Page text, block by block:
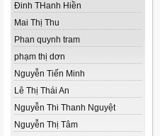
Đinh THanh Hiền
Mai Thị Thu
Phan quynh tram
phạm thị dơn
Nguyễn Tiến Minh
Lê Thị Thái An
Nguyễn Thi Thanh Nguyệt
Nguyễn Thị Tâm